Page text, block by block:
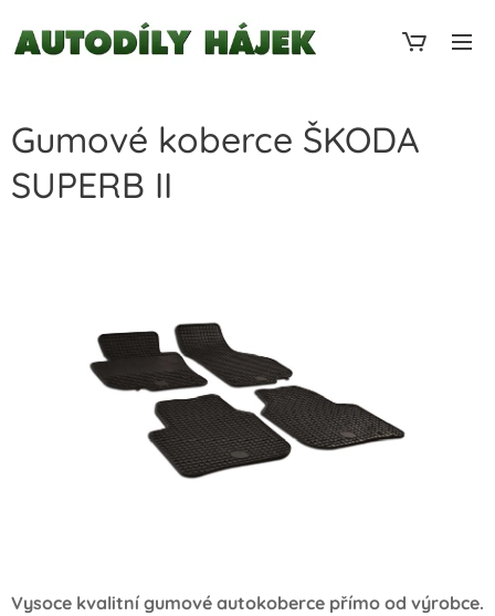
Gumové koberce ŠKODA
SUPERB II
Vysoce kvalitní gumové autokoberce přímo od výrobce.